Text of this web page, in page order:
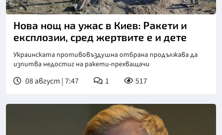
Снимка: БТА
Нова нощ на ужас в Киев: Ракети и
експлозии, сред жертвите е и дете
Украинската противовъздушна отбрана продължава да
изпитва недостиг на ракети-прехващачи
08 август | 7:47 1 517